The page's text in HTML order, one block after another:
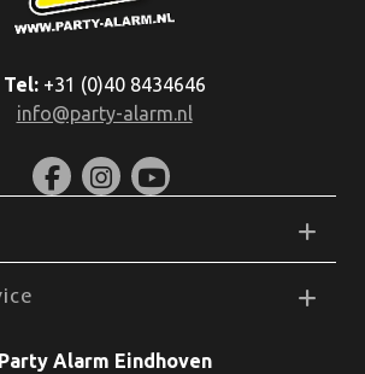
Tel:+31 (0)40 8434646
info@party-alarm.nl
Party Alarm Eindhoven